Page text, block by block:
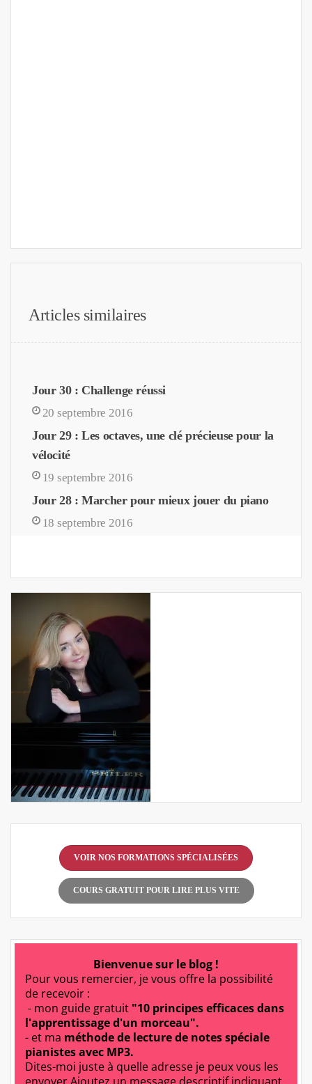
Articles similaires
Jour 30 : Challenge réussi
20 septembre 2016
Jour 29 : Les octaves, une clé précieuse pour la
vélocité
19 septembre 2016
Jour 28 : Marcher pour mieux jouer du piano
18 septembre 2016
VOIR NOS FORMATIONS SPÉCIALISÉES
COURS GRATUIT POUR LIRE PLUS VITE